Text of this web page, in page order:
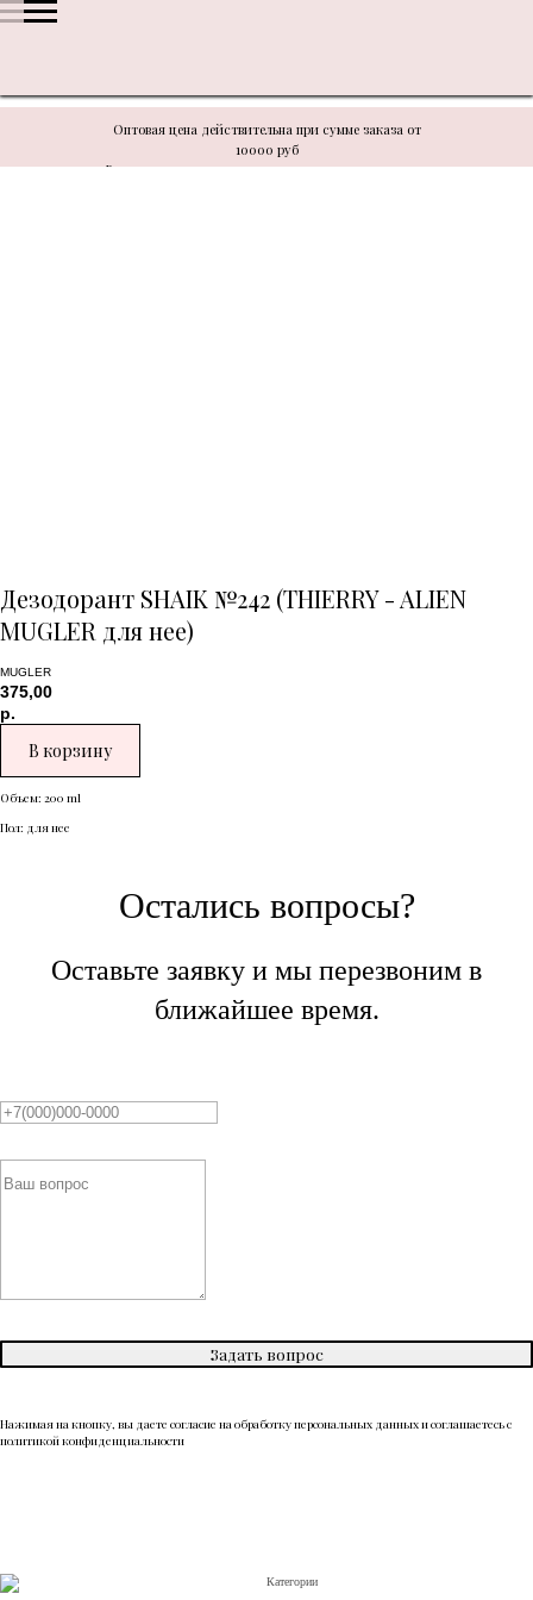
Оптовая цена действительна при сумме заказа от
10000 руб
В связи с техническими моментами цену уточнять у
Дезодорант SHAIK №242 (THIERRY - ALIEN
MUGLER для нее)
MUGLER
375,00
р.
В корзину
Объем: 200 ml
Пол: для нее
Остались вопросы?
Оставьте заявку и мы перезвоним в
ближайшее время.
Задать вопрос
Нажимая на кнопку, вы даете согласие на обработку персональных данных и соглашаетесь c
политикой конфиденциальности
Категории